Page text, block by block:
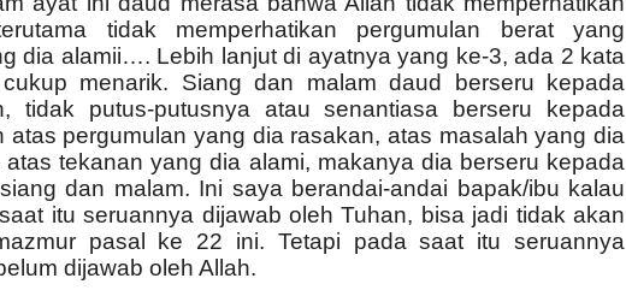
tidak memperhatikan pergumulan berat yang
dia alamii…. Lebih lanjut di ayatnya yang ke-3, ada 2 kata
menarik. Siang dan malam daud berseru kepada
tidak putus-putusnya atau senantiasa berseru kepada
atas pergumulan yang dia rasakan, atas masalah yang dia
atas tekanan yang dia alami, makanya dia berseru kepada
dan malam. Ini saya berandai-andai bapak/ibu kalau
itu seruannya dijawab oleh Tuhan, bisa jadi tidak akan
pasal ke 22 ini. Tetapi pada saat itu seruannya
dijawab oleh Allah.